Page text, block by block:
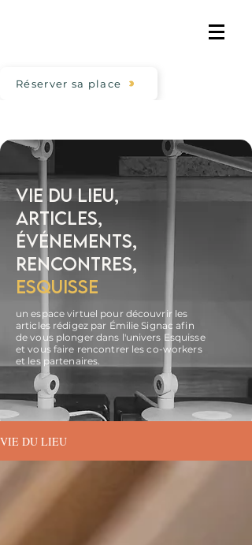
Réserver sa place
VIE DU LIEU,
ARTICLES,
ÉVÉNEMENTS,
RENCONTRES,
ESQUISSE
un espace virtuel pour découvrir les
articles rédigez par Émilie Signac afin
de vous plonger dans l'univers Esquisse
et vous faire rencontrer les co-workers
et les partenaires.
VIE DU LIEU